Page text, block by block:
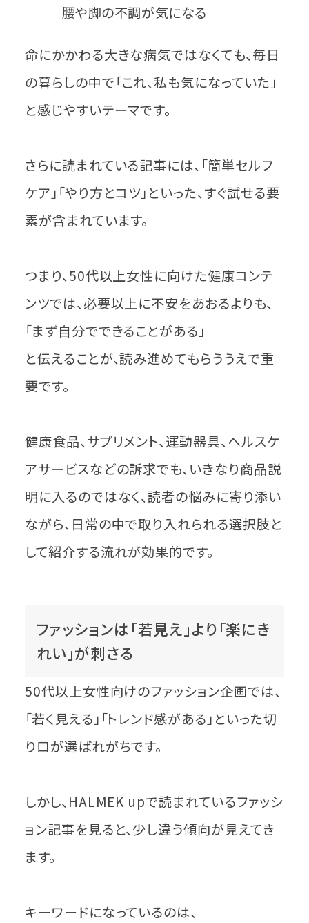
腰や脚の不調が気になる
命にかかわる大きな病気ではなくても、毎日
の暮らしの中で「これ、私も気になっていた」
と感じやすいテーマです。
さらに読まれている記事には、「簡単セルフ
ケア」「やり方とコツ」といった、すぐ試せる要
素が含まれています。
つまり、50代以上女性に向けた健康コンテ
ンツでは、必要以上に不安をあおるよりも、
「まず自分でできることがある」
と伝えることが、読み進めてもらううえで重
要です。
健康食品、サプリメント、運動器具、ヘルスケ
アサービスなどの訴求でも、いきなり商品説
明に入るのではなく、読者の悩みに寄り添い
ながら、日常の中で取り入れられる選択肢と
して紹介する流れが効果的です。
ファッションは「若見え」より「楽にき
れい」が刺さる
50代以上女性向けのファッション企画では、
「若く見える」「トレンド感がある」といった切
り口が選ばれがちです。
しかし、HALMEK upで読まれているファッシ
ョン記事を見ると、少し違う傾向が見えてき
ます。
キーワードになっているのは、